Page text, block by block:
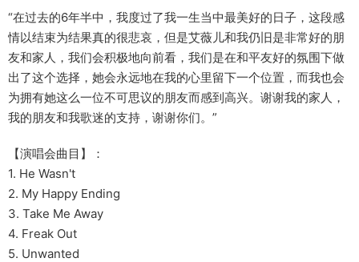
“在过去的6年半中，我度过了我一生当中最美好的日子，这段感
情以结束为结果真的很悲哀，但是艾薇儿和我仍旧是非常好的朋
友和家人，我们会积极地向前看，我们是在和平友好的氛围下做
出了这个选择，她会永远地在我的心里留下一个位置，而我也会
为拥有她这么一位不可思议的朋友而感到高兴。谢谢我的家人，
我的朋友和我歌迷的支持，谢谢你们。”
【演唱会曲目】：
1. He Wasn't
2. My Happy Ending
3. Take Me Away
4. Freak Out
5. Unwanted